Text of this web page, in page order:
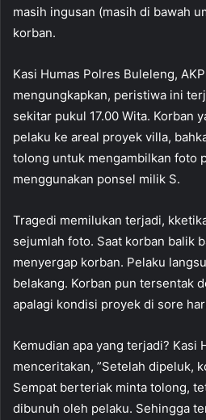
masih ingusan (masih di bawah
korban.
Kasi Humas Polres Buleleng,
mengungkapkan, peristiwa ini
sekitar pukul 17.00 Wita. Korban
pelaku ke areal proyek villa,
tolong untuk mengambilkan foto
menggunakan ponsel milik S.
Tragedi memilukan terjadi,
sejumlah foto. Saat korban balik
menyergap korban. Pelaku
belakang. Korban pun tersentak
apalagi kondisi proyek di sore
Kemudian apa yang terjadi? Kasi
menceritakan, ”Setelah dipeluk,
Sempat berteriak minta tolong,
dibunuh oleh pelaku. Sehingga